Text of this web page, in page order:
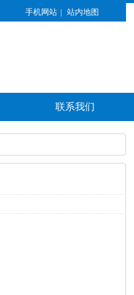
手机网站 | 站内地图
联系我们